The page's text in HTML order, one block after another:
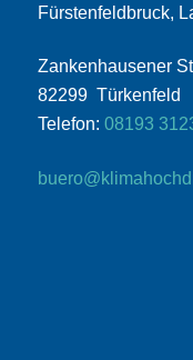
Fürstenfeldbruck,
Zankenhausener
82299 Türkenfeld
Telefon: 08193